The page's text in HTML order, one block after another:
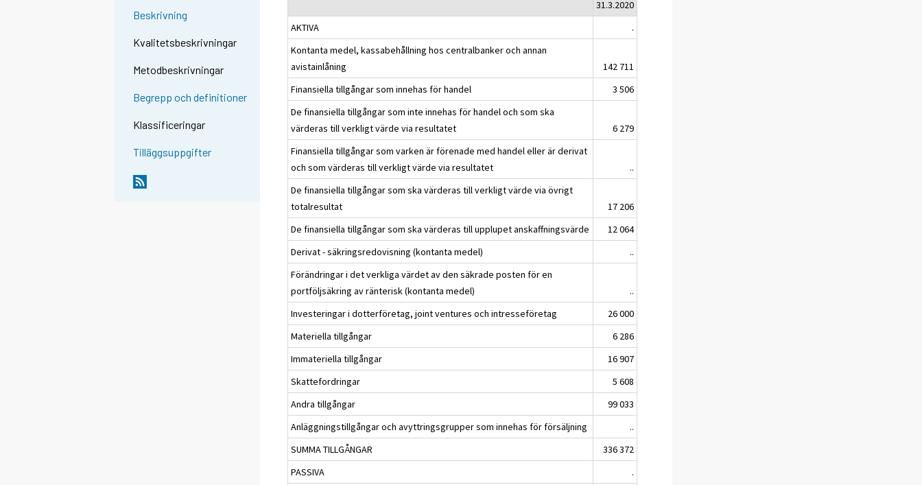
Beskrivning
Kvalitetsbeskrivningar
Metodbeskrivningar
Begrepp och definitioner
Klassificeringar
Tilläggsuppgifter
31.3.2020
AKTIVA
.
Kontanta medel, kassabehållning hos centralbanker och annan
avistainlåning
142 711
Finansiella tillgångar som innehas för handel
3 506
De finansiella tillgångar som inte innehas för handel och som ska
värderas till verkligt värde via resultatet
6 279
Finansiella tillgångar som varken är förenade med handel eller är derivat
och som värderas till verkligt värde via resultatet
..
De finansiella tillgångar som ska värderas till verkligt värde via övrigt
totalresultat
17 206
De finansiella tillgångar som ska värderas till upplupet anskaffningsvärde
12 064
Derivat - säkringsredovisning (kontanta medel)
..
Förändringar i det verkliga värdet av den säkrade posten för en
portföljsäkring av ränterisk (kontanta medel)
..
Investeringar i dotterföretag, joint ventures och intresseföretag
26 000
Materiella tillgångar
6 286
Immateriella tillgångar
16 907
Skattefordringar
5 608
Andra tillgångar
99 033
Anläggningstillgångar och avyttringsgrupper som innehas för försäljning
..
SUMMA TILLGÅNGAR
336 372
PASSIVA
.